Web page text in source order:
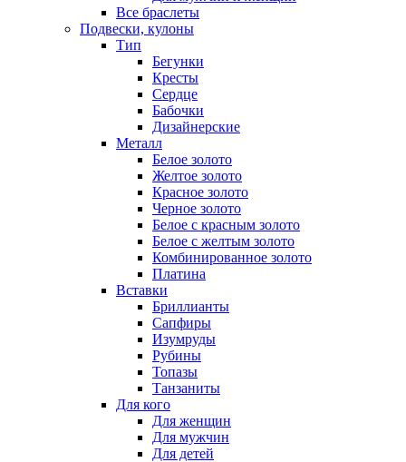
Все браслеты
Подвески, кулоны
Тип
Бегунки
Кресты
Сердце
Бабочки
Дизайнерские
Металл
Белое золото
Желтое золото
Красное золото
Черное золото
Белое с красным золото
Белое с желтым золото
Комбинированное золото
Платина
Вставки
Бриллианты
Сапфиры
Изумруды
Рубины
Топазы
Танзаниты
Для кого
Для женщин
Для мужчин
Для детей